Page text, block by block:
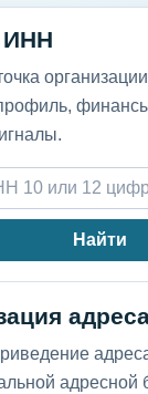
ИНН
Найти
адресной